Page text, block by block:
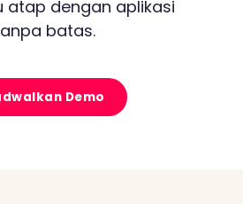
atap dengan aplikasi
batas.
Demo